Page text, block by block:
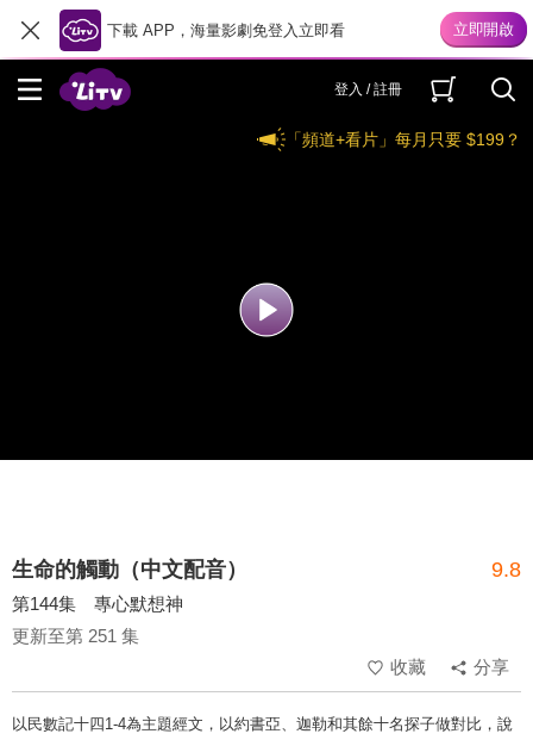
下載 APP，海量影劇免登入立即看
登入 / 註冊
「頻道+看片」每月只要 $199？
生命的觸動（中文配音） 9.8
第144集 專心默想神
更新至第 251 集
收藏
分享
以民數記十四1-4為主題經文，以約書亞、迦勒和其餘十名探子做對比，說